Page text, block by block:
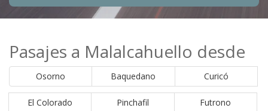
Pasajes a Malalcahuello desde
Osorno Baquedano Curicó
El Colorado Pinchafil Futrono